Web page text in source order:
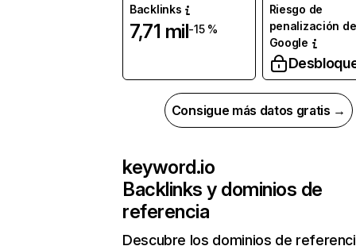
Backlinks
7,71 mil-15 %
Riesgo de
penalización de
Google
Consigue más datos gratis →
keyword.io
Backlinks y dominios de
referencia
Descubre los dominios de